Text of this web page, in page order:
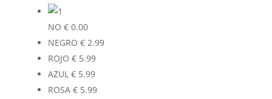
NO €0.00
NEGRO €2.99
ROJO €5.99
AZUL €5.99
ROSA €5.99